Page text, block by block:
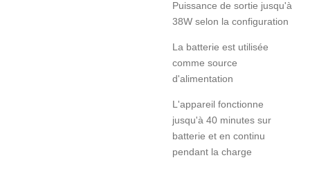
Puissance de sortie jusqu'à
38W selon la configuration
La batterie est utilisée
comme source
d'alimentation
L'appareil fonctionne
jusqu'à 40 minutes sur
batterie et en continu
pendant la charge